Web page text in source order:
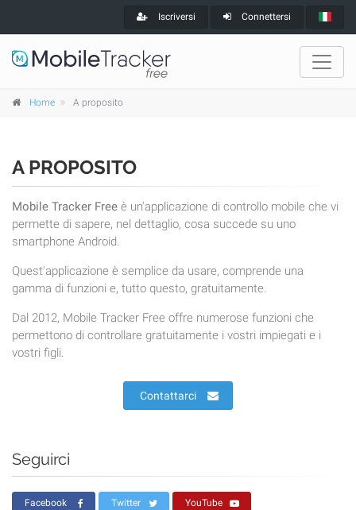
Iscriversi Connettersi
Home A proposito
A PROPOSITO
Mobile Tracker Free è un'applicazione di controllo mobile che vi
permette di sapere, nel dettaglio, cosa succede su uno
smartphone Android.
Quest'applicazione è semplice da usare, comprende una
gamma di funzioni e, tutto questo, gratuitamente.
Dal 2012, Mobile Tracker Free offre numerose funzioni che
permettono di controllare gratuitamente i vostri impiegati e i
vostri figli.
Contattarci
Seguirci
Facebook Twitter YouTube